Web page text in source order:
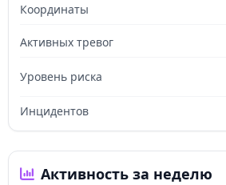
Координаты
Активных тревог
Уровень риска
Инцидентов
Активность за неделю